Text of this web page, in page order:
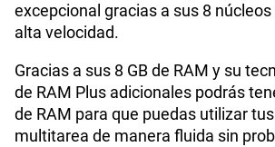
excepcional gracias a sus 8 núcleos
alta velocidad.
Gracias a sus 8 GB de RAM y su
de RAM Plus adicionales podrás
de RAM para que puedas utilizar
multitarea de manera fluida sin